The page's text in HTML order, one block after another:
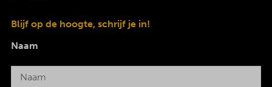
Blijf op de hoogte, schrijf je in!
Naam